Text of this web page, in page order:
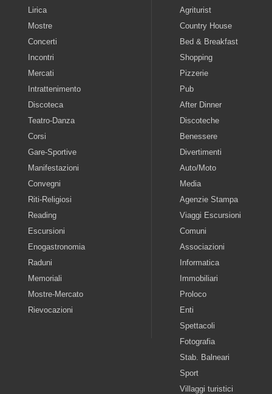
Lirica
Mostre
Concerti
Incontri
Mercati
Intrattenimento
Discoteca
Teatro-Danza
Corsi
Gare-Sportive
Manifestazioni
Convegni
Riti-Religiosi
Reading
Escursioni
Enogastronomia
Raduni
Memoriali
Mostre-Mercato
Rievocazioni
Agriturist
Country House
Bed & Breakfast
Shopping
Pizzerie
Pub
After Dinner
Discoteche
Benessere
Divertimenti
Auto/Moto
Media
Agenzie Stampa
Viaggi Escursioni
Comuni
Associazioni
Informatica
Immobiliari
Proloco
Enti
Spettacoli
Fotografia
Stab. Balneari
Sport
Villaggi turistici